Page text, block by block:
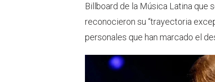
Billboard de la Música Latina que
reconocieron su “trayectoria
personales que han marcado el